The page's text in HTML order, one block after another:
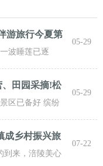
游旅行今夏第
波睡莲已逐
水面 趁花期正
05-29
、田园采摘!松
区已备好 缤纷
到田园乡野，
05-29
成乡村振兴旅
到来，涪陵美心
07-22